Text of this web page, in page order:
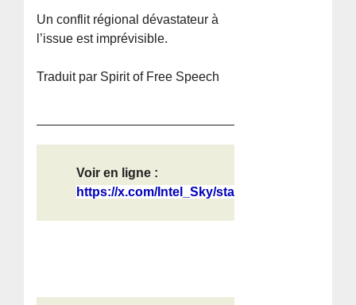
Un conflit régional dévastateur à
l’issue est imprévisible.
Traduit par Spirit of Free Speech
Voir en ligne :
https://x.com/Intel_Sky/status/2056...